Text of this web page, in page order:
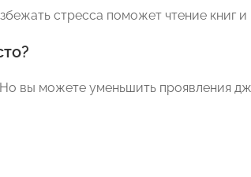
стресса поможет чтение книг и
вы можете уменьшить проявления